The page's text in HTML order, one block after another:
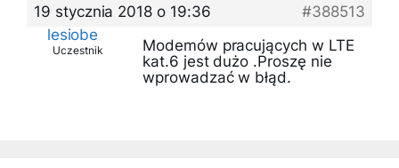
19 stycznia 2018 o 19:36
#388513
lesiobe
Uczestnik
Modemów pracujących w LTE
kat.6 jest dużo .Proszę nie
wprowadzać w błąd.